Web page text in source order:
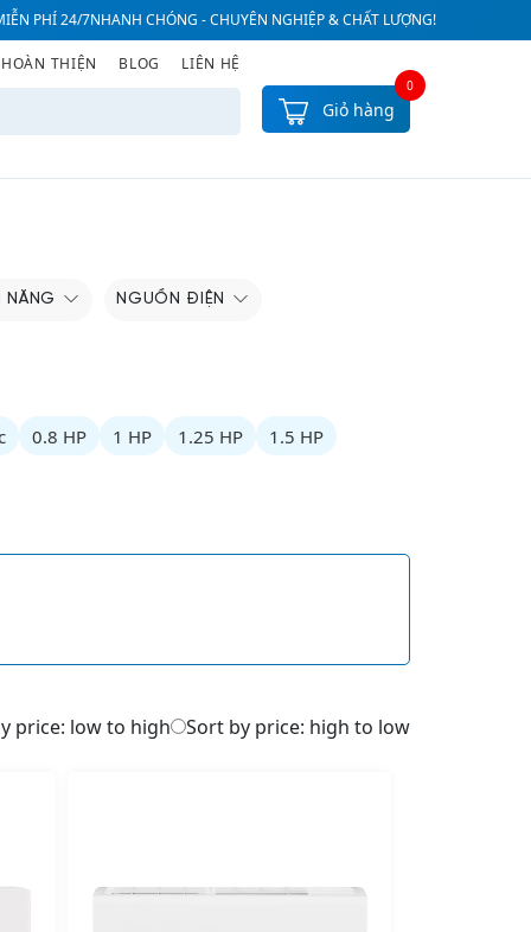
PHÍ 24/7NHANH CHÓNG - CHUYÊN NGHIỆP & CHẤT LƯỢNG!
THIỆN BLOG LIÊN HỆ
Giỏ hàng
0
NĂNG NGUỒN ĐIỆN
0.8 HP 1 HP 1.25 HP 1.5 HP
price: low to high Sort by price: high to low